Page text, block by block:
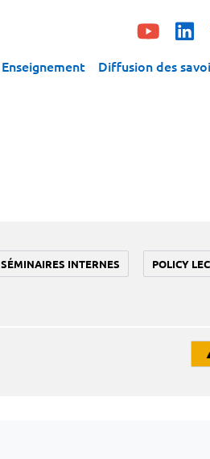
Enseignement Diffusion des
SÉMINAIRES INTERNES POLICY
Tri